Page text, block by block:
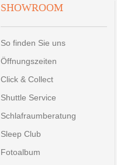
SHOWROOM
So finden Sie uns
Öffnungszeiten
Click & Collect
Shuttle Service
Schlafraumberatung
Sleep Club
Fotoalbum